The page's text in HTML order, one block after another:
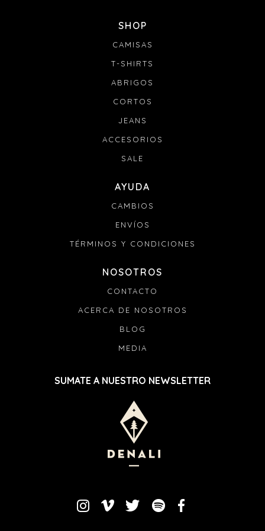
SHOP
CAMISAS
T-SHIRTS
ABRIGOS
CORTOS
JEANS
ACCESORIOS
SALE
AYUDA
CAMBIOS
ENVÍOS
TÉRMINOS Y CONDICIONES
NOSOTROS
CONTACTO
ACERCA DE NOSOTROS
BLOG
MEDIA
SUMATE A NUESTRO NEWSLETTER